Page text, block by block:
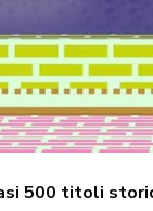
500 titoli